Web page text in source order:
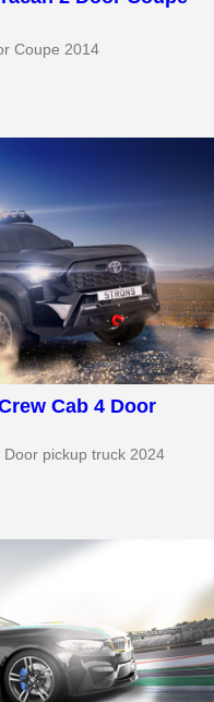
Coupe 2014
Cab 4 Door
Door pickup truck 2024